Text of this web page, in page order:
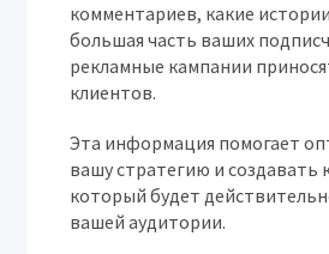
комментариев, какие
большая часть ваших
рекламные кампании
клиентов.
Эта информация помогает
вашу стратегию и создавать
который будет
вашей аудитории.